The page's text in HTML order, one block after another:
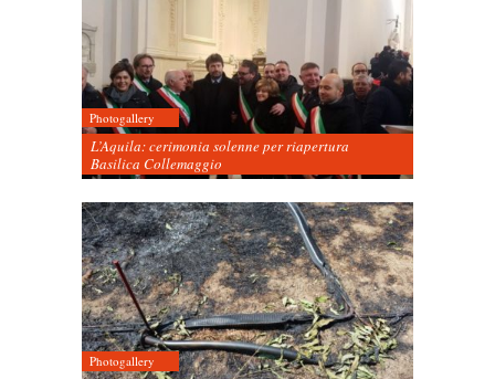
Photogallery
L’Aquila: cerimonia solenne per riapertura
Basilica Collemaggio
Photogallery